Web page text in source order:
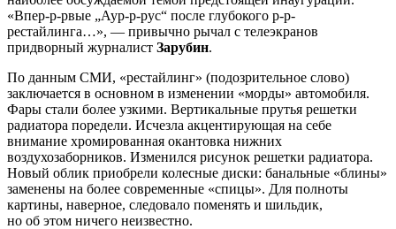
«Впер-р-рвые „Аур-р-рус“ после глубокого р-р-
рестайлинга…», — привычно рычал с телеэкранов
придворный журналист Зарубин.
По данным СМИ, «рестайлинг» (подозрительное слово)
заключается в основном в изменении «морды» автомобиля.
Фары стали более узкими. Вертикальные прутья решетки
радиатора поредели. Исчезла акцентирующая на себе
внимание хромированная окантовка нижних
воздухозаборников. Изменился рисунок решетки радиатора.
Новый облик приобрели колесные диски: банальные «блины»
заменены на более современные «спицы». Для полноты
картины, наверное, следовало поменять и шильдик,
но об этом ничего неизвестно.